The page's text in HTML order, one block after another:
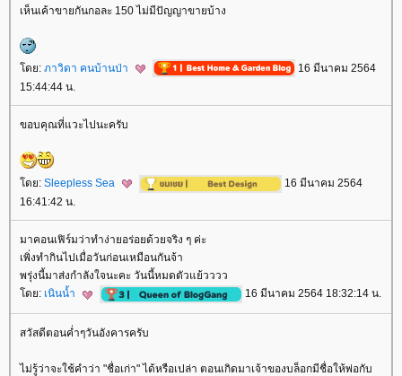
เห็นเค้าขายกันกอละ 150 ไม่มีปัญญาขายบ้าง
ดย: ภาวิดา คนบ้านป่า
16 มีนาคม 2564
15:44:44 น.
ขอบคุณที่แวะไปนะครับ
ดย: Sleepless Sea
16 มีนาคม 2564
16:41:42 น.
มาคอนเฟิร์มว่าทำง่ายอร่อยด้วยจริง ๆ ค่ะ
เพิ่งทำกินไปเมื่อวันก่อนเหมือนกันจ้า
พรุ่งนี้มาส่งกำลังใจนะคะ วันนี้หมดตัวแย้วววว
ดย: เนินน้ำ 16 มีนาคม 2564 18:32:14 น.
สวัสดีตอนค่ำๆวันอังคารครับ
ไม่รู้ว่าจะใช้คำว่า "ชื่อเก่า" ได้หรือเปล่า ตอนเกิดมาเจ้าของบล็อกมีชื่อให้พ่อกับ